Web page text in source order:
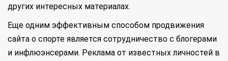
других интересных материалах.
Еще одним эффективным способом продвижения
сайта о спорте является сотрудничество с блогерами
и инфлюэнсерами. Реклама от известных личностей в